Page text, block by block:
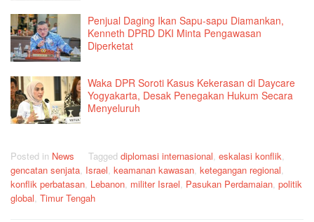
Penjual Daging Ikan Sapu-sapu Diamankan,
Kenneth DPRD DKI Minta Pengawasan
Diperketat
Waka DPR Soroti Kasus Kekerasan di Daycare
Yogyakarta, Desak Penegakan Hukum Secara
Menyeluruh
Posted in News Tagged diplomasi internasional, eskalasi konflik,
gencatan senjata, Israel, keamanan kawasan, ketegangan regional,
konflik perbatasan, Lebanon, militer Israel, Pasukan Perdamaian, politik
global, Timur Tengah